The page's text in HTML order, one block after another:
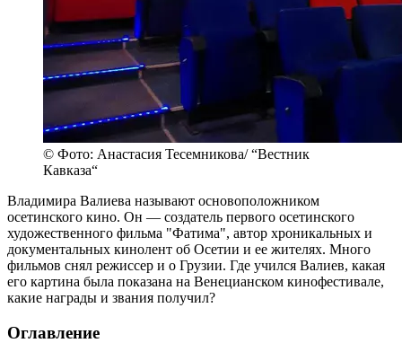
© Фото: Анастасия Тесемникова/ “Вестник
Кавказа“
Владимира Валиева называют основоположником
осетинского кино. Он — создатель первого осетинского
художественного фильма "Фатима", автор хроникальных и
документальных кинолент об Осетии и ее жителях. Много
фильмов снял режиссер и о Грузии. Где учился Валиев, какая
его картина была показана на Венецианском кинофестивале,
какие награды и звания получил?
Оглавление